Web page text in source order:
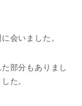
会いました。
部分もありまし
た。